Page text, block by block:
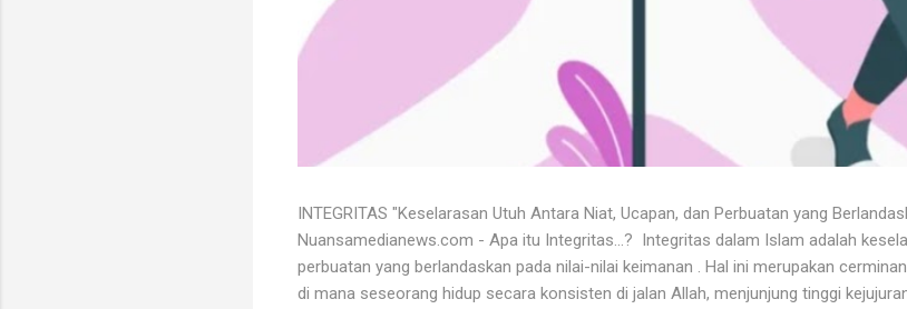
INTEGRITAS "Keselarasan Utuh Antara Niat, Ucapan, dan Perbuatan yang
Nuansamedianews.com - Apa itu Integritas...? Integritas dalam Islam adalah
perbuatan yang berlandaskan pada nilai-nilai keimanan . Hal ini merupakan
di mana seseorang hidup secara konsisten di jalan Allah, menjunjung tinggi